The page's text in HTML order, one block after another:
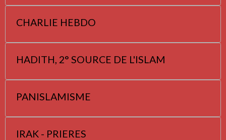
CHARLIE HEBDO
HADITH, 2° SOURCE DE L'ISLAM
PANISLAMISME
IRAK - PRIERES